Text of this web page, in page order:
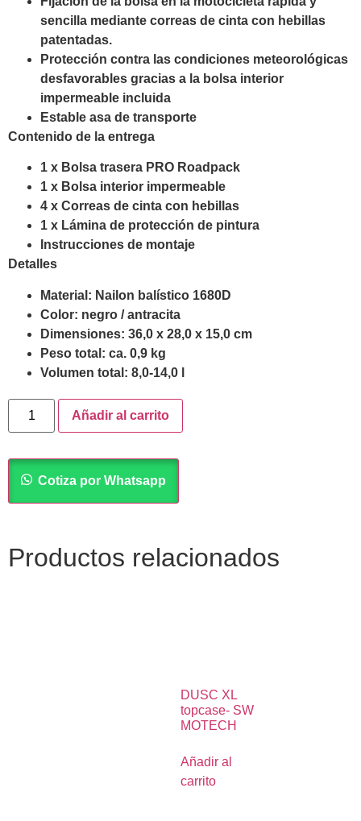
sencilla mediante correas de cinta con hebillas
patentadas.
Protección contra las condiciones meteorológicas
desfavorables gracias a la bolsa interior
impermeable incluida
Estable asa de transporte
Contenido de la entrega
1 x Bolsa trasera PRO Roadpack
1 x Bolsa interior impermeable
4 x Correas de cinta con hebillas
1 x Lámina de protección de pintura
Instrucciones de montaje
Detalles
Material: Nailon balístico 1680D
Color: negro / antracita
Dimensiones: 36,0 x 28,0 x 15,0 cm
Peso total: ca. 0,9 kg
Volumen total: 8,0-14,0 l
Añadir al carrito
Cotiza por Whatsapp
Productos relacionados
DUSC XL
topcase- SW
MOTECH
Añadir al
carrito